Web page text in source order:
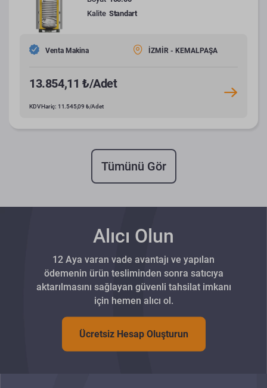
Kalite Standart
Venta Makina İZMİR - KEMALPAŞA
13.854,11 ₺/Adet
KDV Hariç: 11.545,09 ₺/Adet
Tümünü Gör
Alıcı Olun
12 Aya varan vade avantajı ve yapılan
ödemenin ürün tesliminden sonra satıcıya
aktarılmasını sağlayan güvenli tahsilat imkanı
için hemen alıcı ol.
Ücretsiz Hesap Oluşturun